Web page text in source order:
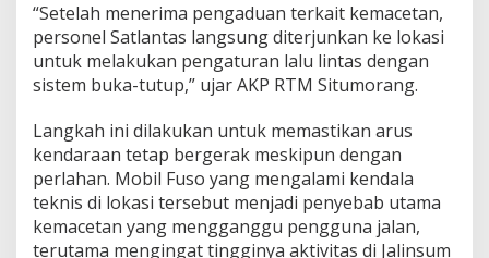
K
e
m
a
t
a
n
A
i
“Setelah menerima pengaduan terkait kemacetan,
personel Satlantas langsung diterjunkan ke lokasi
untuk melakukan pengaturan lalu lintas dengan
sistem buka-tutup,” ujar AKP RTM Situmorang.
Langkah ini dilakukan untuk memastikan arus
kendaraan tetap bergerak meskipun dengan
perlahan. Mobil Fuso yang mengalami kendala
teknis di lokasi tersebut menjadi penyebab utama
kemacetan yang mengganggu pengguna jalan,
terutama mengingat tingginya aktivitas di Jalinsum